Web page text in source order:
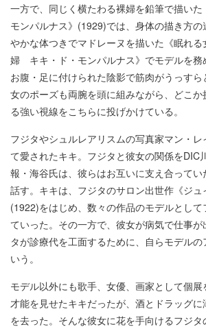
一方で、同じく横たわる裸婦を鉛筆で描い
モンパルナス》(1929)では、身体の描き方の
やかな体つきでマドレーヌを描いた《眠れ
婦 キキ・ド・モンパルナス》でモデルを務
お腹・足に付けられた陰影で筋肉がうっす
女のポーズも両腕を頭に組みながら、どこ
る強い視線をこちらに投げかけている。
フジタやシュルレアリスムの写真家マン・
て愛されたキキ。フジタと彼女の関係をDIC
報・海谷氏は、彼らはお互いに支え合ってい
話す。キキは、フジタのサロン出世作《ジュ
(1922)をはじめ、数々の作品のモデルとして
ていった。その一方で、彼女が病気で仕事
タが診療代を工面するために、自らモデルの
いう。
モデル以外にも歌手、女優、画家として個
才能を見せたキキだったが、酒とドラッグ
を去った。そんな彼女に花を手向けるフジ